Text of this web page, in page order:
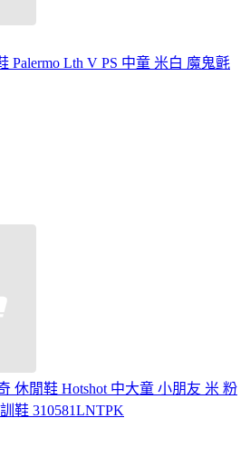
Palermo Lth V PS 中童 米白 魔鬼氈
休閒鞋 Hotshot 中大童 小朋友 米 粉
鞋 310581LNTPK